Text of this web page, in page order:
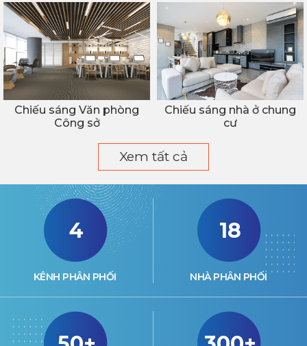
Chiếu sáng Văn phòng
Công sở
Chiếu sáng nhà ở chung
cư
Xem tất cả
4
KÊNH PHÂN PHỐI
18
NHÀ PHÂN PHỐI